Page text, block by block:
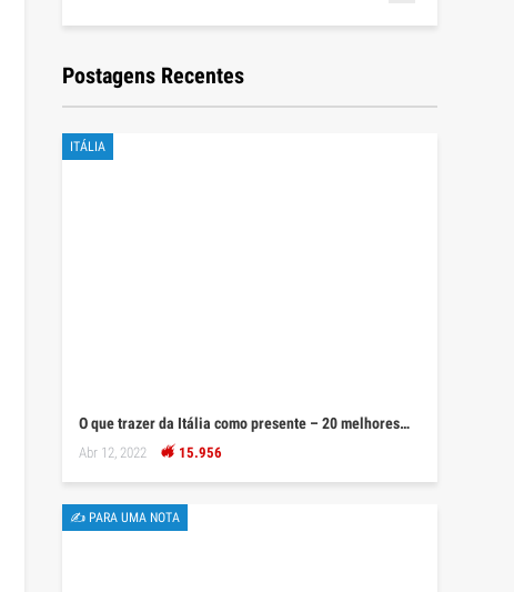
Postagens Recentes
ITÁLIA
O que trazer da Itália como presente – 20 melhores…
Abr 12, 2022 15.956
✍ PARA UMA NOTA